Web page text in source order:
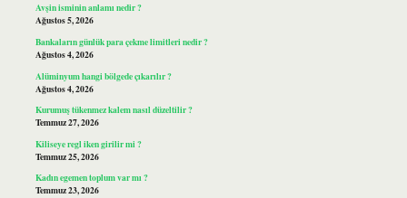
Avşin isminin anlamı nedir ?
Ağustos 5, 2026
Bankaların günlük para çekme limitleri nedir ?
Ağustos 4, 2026
Alüminyum hangi bölgede çıkarılır ?
Ağustos 4, 2026
Kurumuş tükenmez kalem nasıl düzeltilir ?
Temmuz 27, 2026
Kiliseye regl iken girilir mi ?
Temmuz 25, 2026
Kadın egemen toplum var mı ?
Temmuz 23, 2026